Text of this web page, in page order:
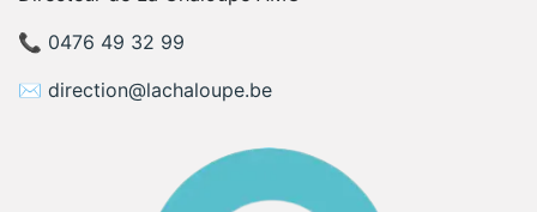
📞 0476 49 32 99
✉️ direction@lachaloupe.be